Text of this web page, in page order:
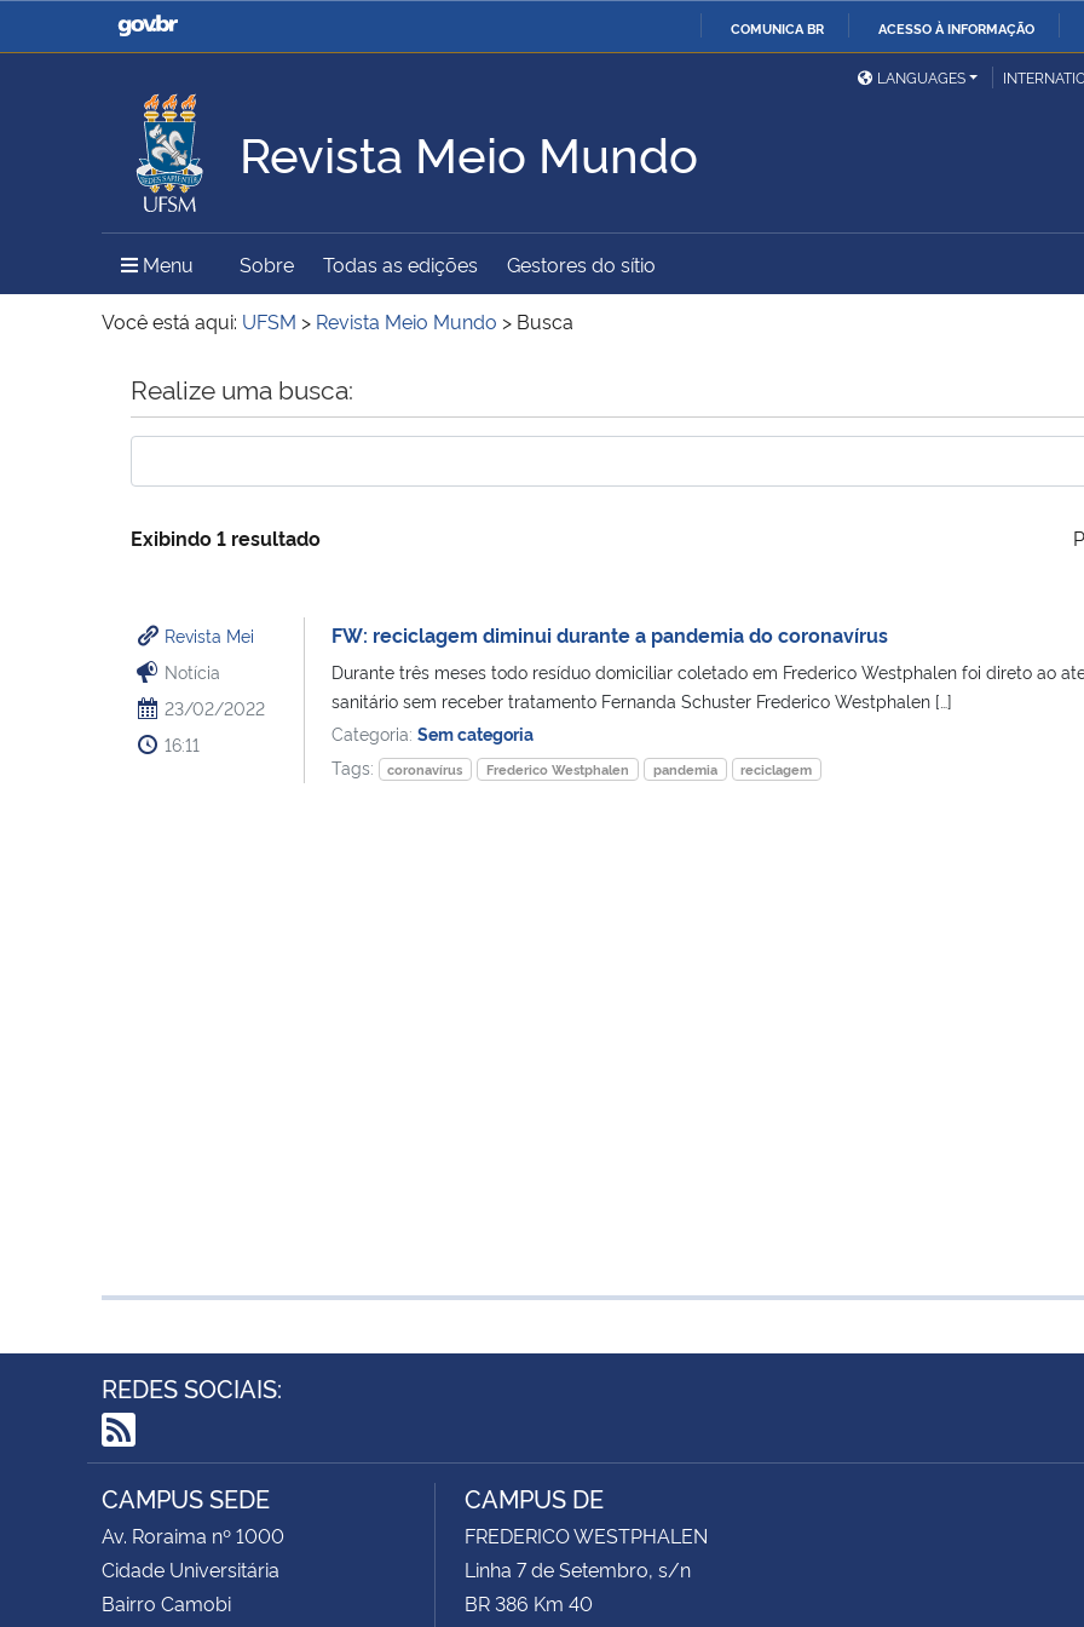
COMUNICA BR ACESSO À INFORMAÇÃO
Casa Civil
Ministério da Justiça e
Ministério da Defesa
Ministério das Relações
Exteriores
Ministério da Agricultura,
Pecuária e Abastecimento
Ministério da Educação Ministério da Cidadania
Ministério do Meio Ambiente Ministério do Turismo
Ministério do
LANGUAGES
Revista Meio Mundo
Menu Menu Principal do Sítio
Sobre Todas as edições Gestores do sítio
Você está aqui: UFSM > Revista Meio Mundo > Busca
Início do conteúdo
Realize uma busca:
Exibindo 1 resultado
Revista Mei
Notícia
23/02/2022
16:11
FW: reciclagem diminui durante a pandemia do coronavírus
Durante três meses todo resíduo domiciliar coletado em Frederico Westphalen foi direto ao
sanitário sem receber tratamento Fernanda Schuster Frederico Westphalen […]
Categoria: Sem categoria
Tags:
coronavírus Frederico Westphalen pandemia reciclagem
REDES SOCIAIS:
RSS
CAMPUS SEDE
Av. Roraima nº 1000
Cidade Universitária
Bairro Camobi
CAMPUS DE
FREDERICO WESTPHALEN
Linha 7 de Setembro, s/n
BR 386 Km 40